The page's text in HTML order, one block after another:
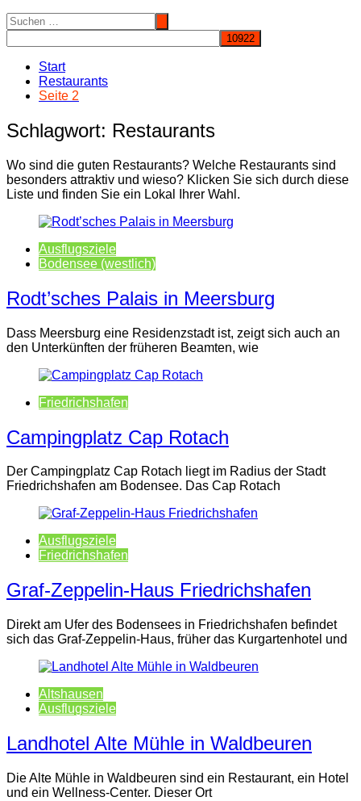
Start
Restaurants
Seite 2
Schlagwort: Restaurants
Wo sind die guten Restaurants? Welche Restaurants sind
besonders attraktiv und wieso? Klicken Sie sich durch diese
Liste und finden Sie ein Lokal Ihrer Wahl.
Ausflugsziele
Bodensee (westlich)
Rodt’sches Palais in Meersburg
Dass Meersburg eine Residenzstadt ist, zeigt sich auch an
den Unterkünften der früheren Beamten, wie
Friedrichshafen
Campingplatz Cap Rotach
Der Campingplatz Cap Rotach liegt im Radius der Stadt
Friedrichshafen am Bodensee. Das Cap Rotach
Ausflugsziele
Friedrichshafen
Graf-Zeppelin-Haus Friedrichshafen
Direkt am Ufer des Bodensees in Friedrichshafen befindet
sich das Graf-Zeppelin-Haus, früher das Kurgartenhotel und
Altshausen
Ausflugsziele
Landhotel Alte Mühle in Waldbeuren
Die Alte Mühle in Waldbeuren sind ein Restaurant, ein Hotel
und ein Wellness-Center. Dieser Ort